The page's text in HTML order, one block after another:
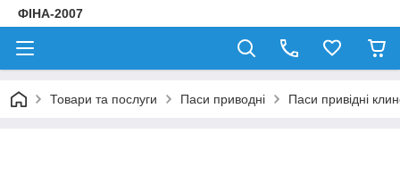
ФІНА-2007
Товари та послуги Паси приводні Паси привідні